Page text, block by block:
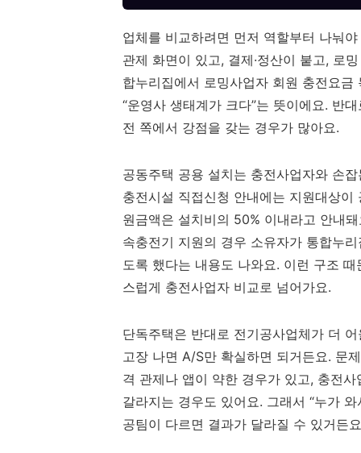
업체를 비교하려면 먼저 역할부터 나눠
관제 화면이 있고, 결제·정산이 붙고, 로
합누리집에서 로밍사업자 회원 충전요
“운영사 생태계가 크다”는 뜻이에요. 반
전 쪽에서 강점을 갖는 경우가 많아요.
공동주택 공용 설치는 충전사업자와 손
충전시설 직접신청 안내에는 지원대상이
원금액은 설치비의 50% 이내라고 안내
속충전기 지원의 경우 소유자가 통합누
도록 했다는 내용도 나와요. 이런 구조
스럽게 충전사업자 비교로 넘어가요.
단독주택은 반대로 전기공사업체가 더
고장 나면 A/S만 확실하면 되거든요. 문
격 관제나 앱이 약한 경우가 있고, 충전
갈라지는 경우도 있어요. 그래서 “누가
공팀이 다르면 결과가 달라질 수 있거든